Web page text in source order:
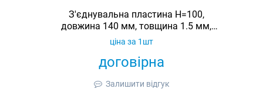
З'єднувальна пластина H=100,
довжина 140 мм, товщина 1.5 мм,
оцинкована, Ardic
договірна
ціна за 1шт
Залишити відгук